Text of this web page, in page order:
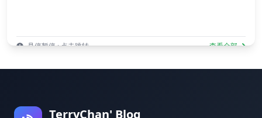
悬停暂停 · 点击跳转 查看全部
TerryChan' Blog